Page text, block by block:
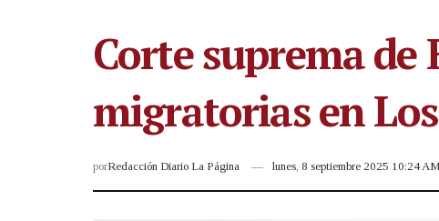
Corte suprema de
migratorias en
porRedacción Diario La Página lunes, 8 septiembre 2025 10:24 AM